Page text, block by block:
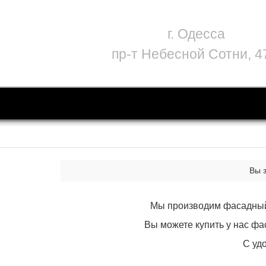
г. Одесса
пр-т Небесной Сотни,
Вы
Мы производим
Вы можете купить у нас
С